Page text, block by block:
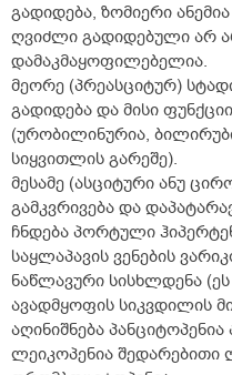
გადიდება, ზომიერი
ღვიძლი გადიდებული არ
დამაკმაყოფილებელია.
მეორე (პრეასციტურ)
გადიდება და მისი
(ურობილინურია,
სიყვითლის გარეშე).
მესამე (ასციტური ანუ
გამკვრივება და
ჩნდება პორტული
საყლაპავის ვენების
ნაწლავური სისხლდენა
ავადმყოფის სიკვდილის
აღინიშნება პანციტოპენია
ლეიკოპენია